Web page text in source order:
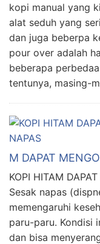
kopi manual yang
alat seduh yang
dan juga beberpa
pour over adalah
beberapa
tentunya, masing-
M DAPAT
KOPI HITAM
Sesak napas
memengaruhi
paru-paru. Kondisi
dan bisa